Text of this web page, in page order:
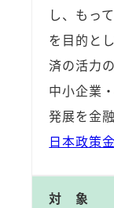
し、もっ
を目的と
済の活力
中小企業
発展を金
日本政策
対 象